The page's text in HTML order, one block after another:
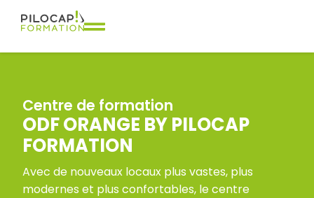
Centre de formation
ODF ORANGE BY PILOCAP
FORMATION
Avec de nouveaux locaux plus vastes, plus
modernes et plus confortables, le centre